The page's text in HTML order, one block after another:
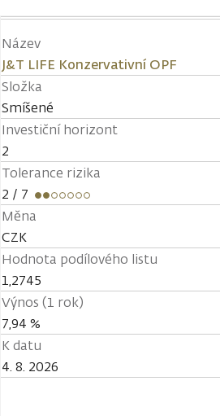
Název
J&T LIFE Konzervativní OPF
Složka
Smíšené
Investiční horizont
2
Tolerance rizika
2 / 7
Měna
CZK
Hodnota podílového listu
1,2745
Výnos (1 rok)
7,94 %
K datu
4. 8. 2026